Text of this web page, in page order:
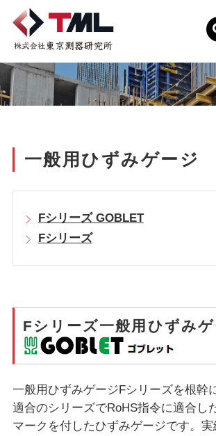
一般用ひずみゲージ
Fシリーズ GOBLET
Fシリーズ
Fシリーズ一般用ひずみゲ
一般用ひずみゲージFシリーズを根幹
適合のシリーズでRoHS指令に適合し
マークを付したひずみゲージです。実